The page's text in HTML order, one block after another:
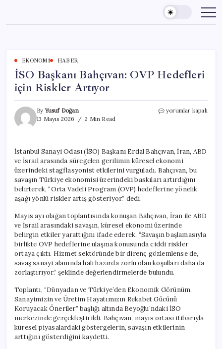
content
EKONOMI HABER
İSO Başkanı Bahçıvan: OVP Hedefleri
için Riskler Artıyor
ByYusuf Doğan
13 Mayıs 2026
2 Min Read
İSO
için
Riskler
Artıyor
için
yorumlar kapalı
İstanbul Sanayi Odası (İSO) Başkanı Erdal Bahçıvan, İran, ABD
ve İsrail arasında süregelen gerilimin küresel ekonomi
üzerindeki stagflasyonist etkilerini vurguladı. Bahçıvan, bu
savaşın Türkiye ekonomisi üzerindeki baskıları artırdığını
belirterek, “Orta Vadeli Program (OVP) hedeflerine yönelik
aşağı yönlü riskler artış gösteriyor.” dedi.
Mayıs ayı olağan toplantısında konuşan Bahçıvan, İran ile ABD
ve İsrail arasındaki savaşın, küresel ekonomi üzerinde
belirgin etkiler yarattığını ifade ederek, “Savaşın başlamasıyla
birlikte OVP hedeflerine ulaşma konusunda ciddi riskler
ortaya çıktı. Hizmet sektöründe bir direnç gözlemlense de,
savaş sanayi alanında hali hazırda zorlu olan koşulları daha da
zorlaştırıyor.” şeklinde değerlendirmelerde bulundu.
Toplantı, “Dünyadan ve Türkiye’den Ekonomik Görünüm,
Sanayimizin ve Üretim Hayatımızın Rekabet Gücünü
Koruyacak Öneriler” başlığı altında Beyoğlu’ndaki İSO
merkezinde gerçekleştirildi. Bahçıvan, mayıs ortası itibarıyla
küresel piyasalardaki göstergelerin, savaşın etkilerinin
arttığını gösterdiğini kaydetti.